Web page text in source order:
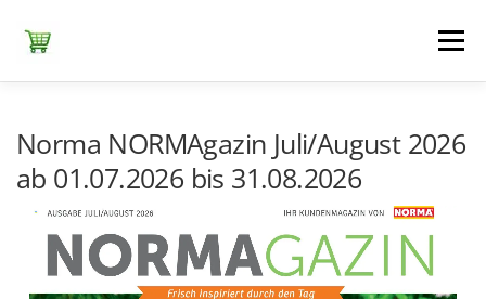
Inhalt
springen
Menü
REWE
Norma NORMAgazin Juli/August 2026
ab 01.07.2026 bis 31.08.2026